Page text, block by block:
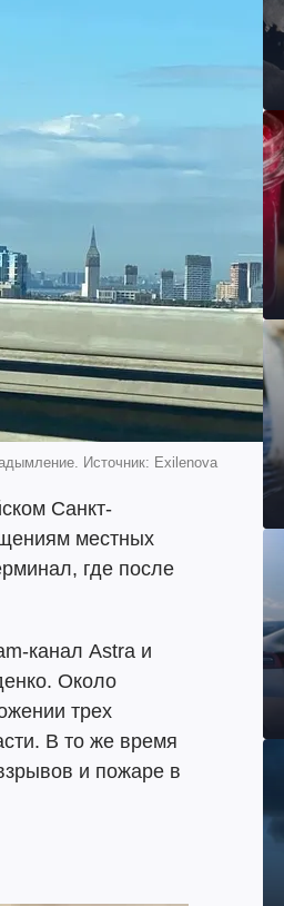
Источник: Exilenova
Санкт-
местных
где после
канал Astra и
Около
трех
В то же время
и пожаре в